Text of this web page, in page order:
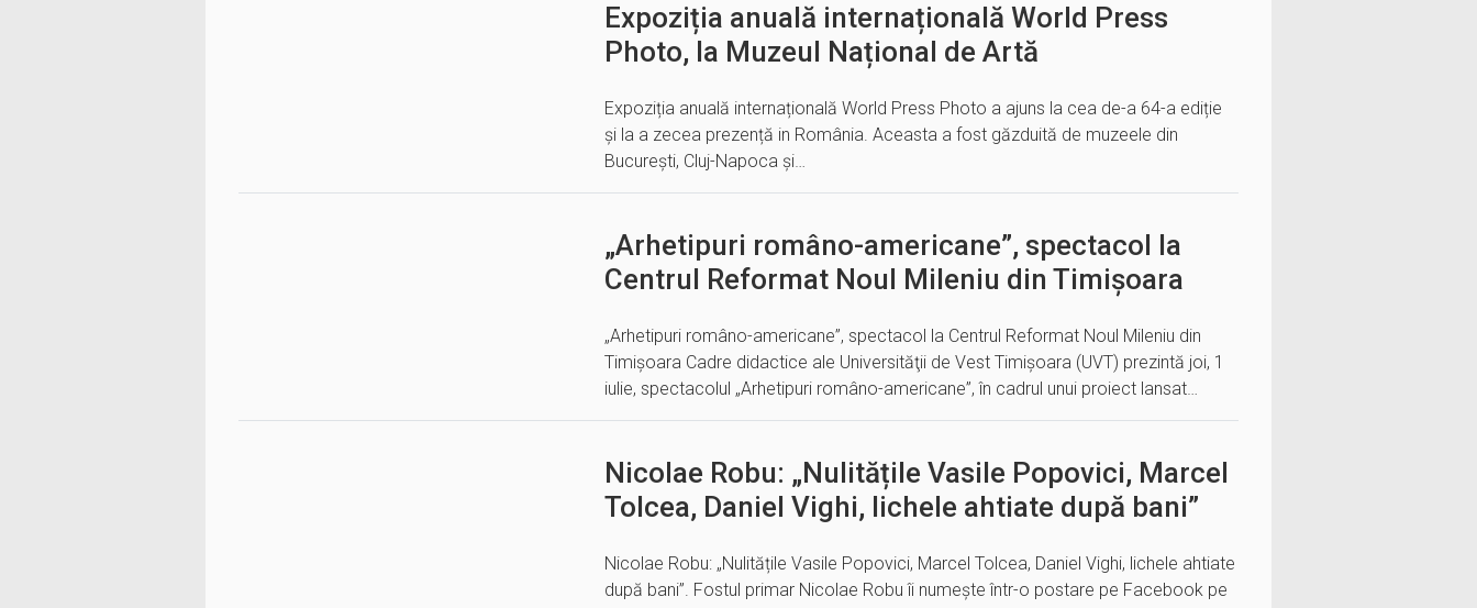
Expoziția anuală internațională World Press
Photo, la Muzeul Național de Artă
Expoziția anuală internațională World Press Photo a ajuns la cea de-a 64-a ediție
și la a zecea prezență in România. Aceasta a fost găzduită de muzeele din
București, Cluj-Napoca și…
„Arhetipuri româno-americane”, spectacol la
Centrul Reformat Noul Mileniu din Timișoara
„Arhetipuri româno-americane”, spectacol la Centrul Reformat Noul Mileniu din
Timișoara Cadre didactice ale Universităţii de Vest Timişoara (UVT) prezintă joi, 1
iulie, spectacolul „Arhetipuri româno-americane”, în cadrul unui proiect lansat…
Nicolae Robu: „Nulitățile Vasile Popovici, Marcel
Tolcea, Daniel Vighi, lichele ahtiate după bani”
Nicolae Robu: „Nulitățile Vasile Popovici, Marcel Tolcea, Daniel Vighi, lichele ahtiate
după bani”. Fostul primar Nicolae Robu îi numește într-o postare pe Facebook pe